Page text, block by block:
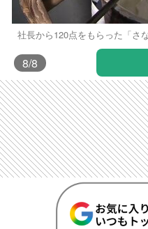
社長から120点をもらった「
8/8